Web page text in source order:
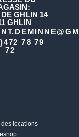
GHLIN 14
GHLIN
78 79
72
locations